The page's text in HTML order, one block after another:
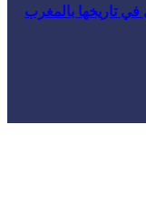
في تاريخها بالمغرب